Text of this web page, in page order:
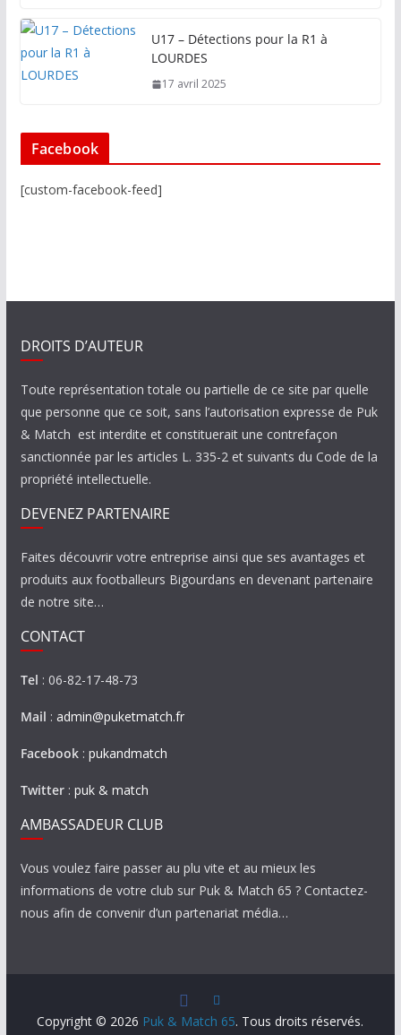
U17 – Détections pour la R1 à
LOURDES
17 avril 2025
Facebook
[custom-facebook-feed]
DROITS D’AUTEUR
Toute représentation totale ou partielle de ce site par quelle
que personne que ce soit, sans l’autorisation expresse de Puk
& Match est interdite et constituerait une contrefaçon
sanctionnée par les articles L. 335-2 et suivants du Code de la
propriété intellectuelle.
DEVENEZ PARTENAIRE
Faites découvrir votre entreprise ainsi que ses avantages et
produits aux footballeurs Bigourdans en devenant partenaire
de notre site…
CONTACT
Tel : 06-82-17-48-73
Mail : admin@puketmatch.fr
Facebook: pukandmatch
Twitter: puk & match
AMBASSADEUR CLUB
Vous voulez faire passer au plu vite et au mieux les
informations de votre club sur Puk & Match 65 ? Contactez-
nous afin de convenir d’un partenariat média…
Copyright © 2026 Puk & Match 65. Tous droits réservés.